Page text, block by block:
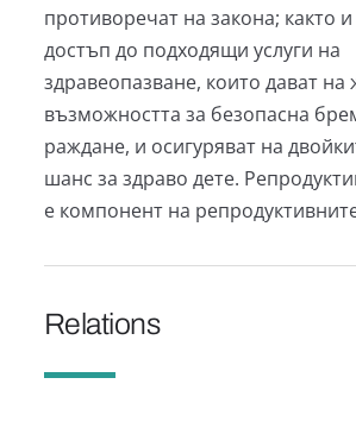
противоречат на закона; както
достъп до подходящи услуги на
здравеопазване, които дават на
възможността за безопасна
раждане, и осигуряват на
шанс за здраво дете.
е компонент на
Relations